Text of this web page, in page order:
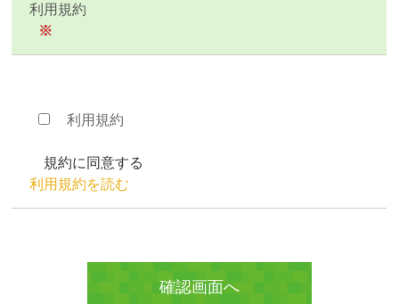
利用規約
※
利用規約
規約に同意する
利用規約を読む